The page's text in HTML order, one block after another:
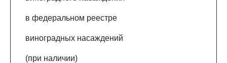
в федеральном реестре
виноградных насаждений
(при наличии)